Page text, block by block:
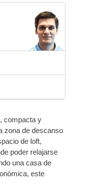
compacta y
zona de descanso
de loft,
poder relajarse
una casa de
este